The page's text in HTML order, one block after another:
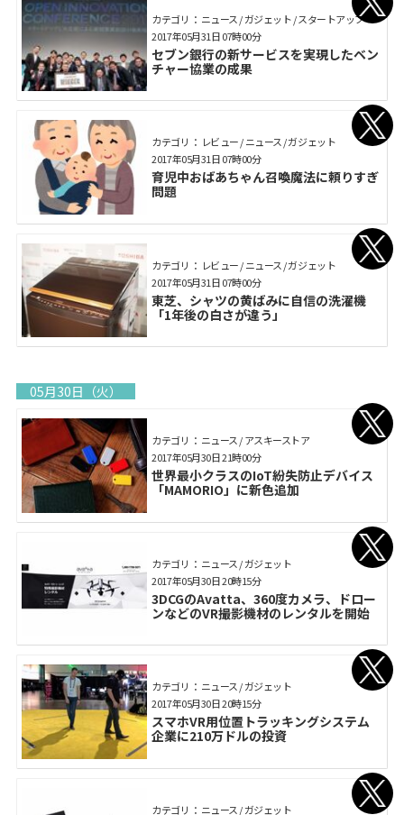
カテゴリ： ニュース / ガジェット / スタートアップ
セブン銀行の新サービスを実現したベン
チャー協業の成果
2017年05月31日 07時00分
カテゴリ： レビュー / ニュース / ガジェット
育児中おばあちゃん召喚魔法に頼りすぎ
問題
2017年05月31日 07時00分
カテゴリ： レビュー / ニュース / ガジェット
東芝、シャツの黄ばみに自信の洗濯機
「1年後の白さが違う」
2017年05月31日 07時00分
05月30日（火）
カテゴリ： ニュース / アスキーストア
世界最小クラスのIoT紛失防止デバイス
「MAMORIO」に新色追加
2017年05月30日 21時00分
カテゴリ： ニュース / ガジェット
3DCGのAvatta、360度カメラ、ドロー
ンなどのVR撮影機材のレンタルを開始
2017年05月30日 20時15分
カテゴリ： ニュース / ガジェット
スマホVR用位置トラッキングシステム
企業に210万ドルの投資
2017年05月30日 20時15分
カテゴリ： ニュース / ガジェット